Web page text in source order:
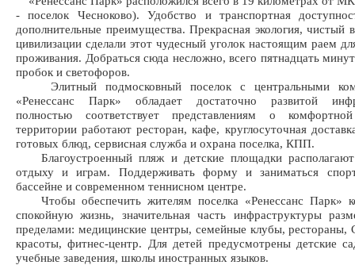
- поселок Чесноково). Удобство и транспортная
дополнительные преимущества. Прекрасная экология, чистый
цивилизации сделали этот чудесный уголок настоящим раем
проживания. Добраться сюда несложно, всего пятнадцать
пробок и светофоров.
Элитный подмосковный поселок с центральными
«Ренессанс Парк» обладает достаточно развитой
полностью соответствует представлениям о
территории работают ресторан, кафе, круглосуточная
готовых блюд, сервисная служба и охрана поселка, КПП.
Благоустроенный пляж и детские площадки
отдыху и играм. Поддерживать форму и заниматься
бассейне и современном теннисном центре.
Чтобы обеспечить жителям поселка «Ренессанс Парк»
спокойную жизнь, значительная часть инфраструктуры
пределами: медицинские центры, семейные клубы,
красоты, фитнес-центр. Для детей предусмотрены детские
учебные заведения, школы иностранных языков.